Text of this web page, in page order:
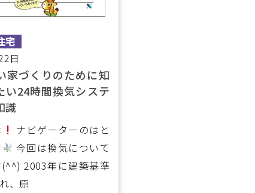
宅
日
家づくりのために知
い24時間換気システ
識
ナビゲーターのはと
今回は換気について
2003年に建築基準
、原